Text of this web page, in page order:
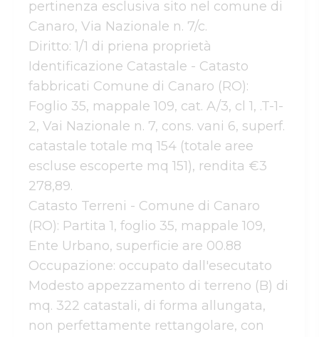
pertinenza esclusiva sito nel comune di
Canaro, Via Nazionale n. 7/c.
Diritto: 1/1 di priena proprietà
Identificazione Catastale - Catasto
fabbricati Comune di Canaro (RO):
Foglio 35, mappale 109, cat. A/3, cl 1, .T-1-
2, Vai Nazionale n. 7, cons. vani 6, superf.
catastale totale mq 154 (totale aree
escluse escoperte mq 151), rendita €3
278,89.
Catasto Terreni - Comune di Canaro
(RO): Partita 1, foglio 35, mappale 109,
Ente Urbano, superficie are 00.88
Occupazione: occupato dall'esecutato
Modesto appezzamento di terreno (B) di
mq. 322 catastali, di forma allungata,
non perfettamente rettangolare, con